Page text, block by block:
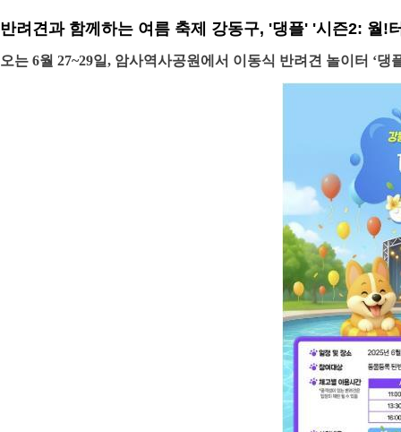
반려견과 함께하는 여름 축제 강동구, '댕플' '시즌2: 월!
오는 6월 27~29일, 암사역사공원에서 이동식 반려견 놀이터 ‘댕